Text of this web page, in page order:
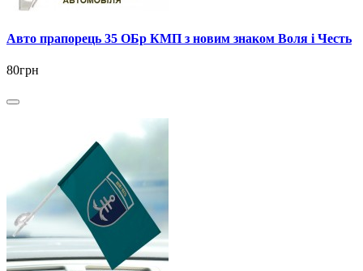
Авто прапорець 35 ОБр КМП з новим знаком Воля і Честь
80грн